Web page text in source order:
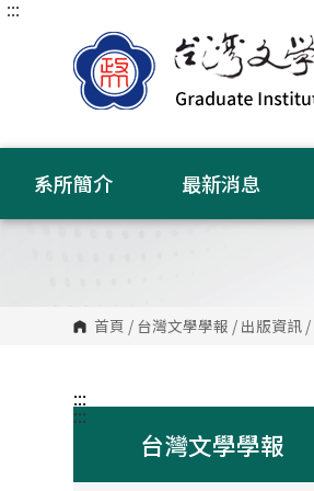
跳
:::
系所簡介 最新消息
首頁 / 台灣文學學報 / 出版資訊 /
:::
台灣文學學報
:::